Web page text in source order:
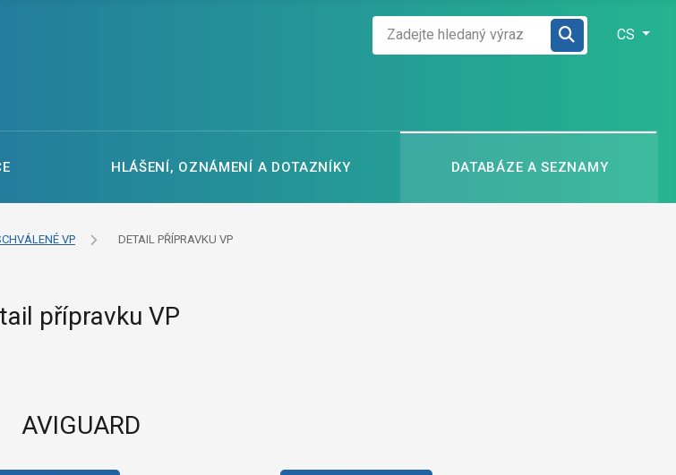
CS
HLÁŠENÍ, OZNÁMENÍ A DOTAZNÍKY DATABÁZE A SEZNAMY
VP DETAIL PŘÍPRAVKU VP
přípravku VP
AVIGUARD